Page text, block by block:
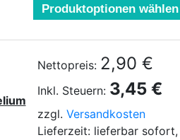
Produktoptionen wählen
Nettopreis: 2,90 €
Inkl. Steuern: 3,45 €
zzgl. Versandkosten
Lieferzeit: lieferbar sofort,